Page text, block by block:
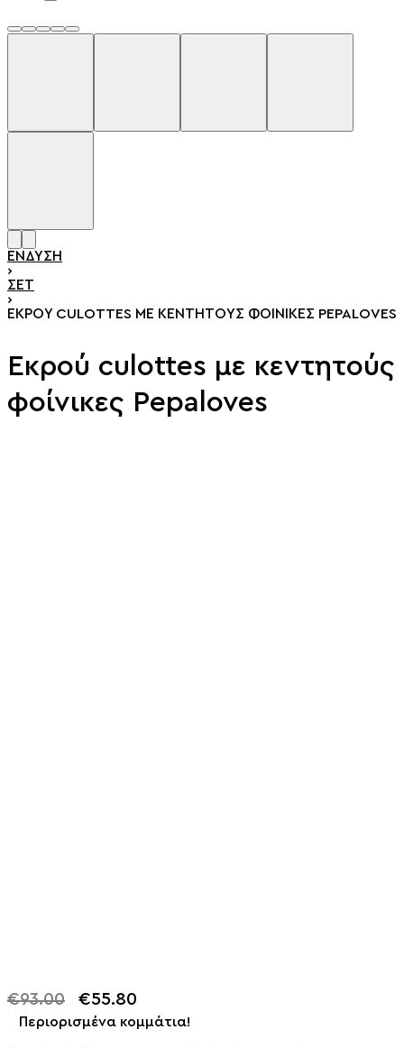
ΈΝΔΥΣΗ
›
ΣΕΤ
›
ΕΚΡΟΎ CULOTTES ΜΕ ΚΕΝΤΗΤΟΎΣ ΦΟΊΝΙΚΕΣ PEPALOVES
Εκρού culottes με κεντητούς
φοίνικες Pepaloves
€93.00 €55.80
Περιορισμένα κομμάτια!